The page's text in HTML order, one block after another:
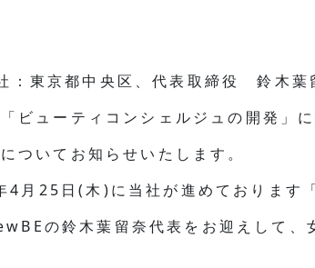
：東京都中央区、代表取締役 鈴木
ビューティコンシェルジュの開発」
ついてお知らせいたします。
4月25日(木)に当社が進めておりま
の鈴木葉留奈代表をお迎えして、